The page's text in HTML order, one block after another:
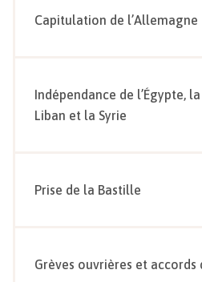
Capitulation de l’Allemagne
Indépendance de l’Égypte,
Liban et la Syrie
Prise de la Bastille
Grèves ouvrières et accords